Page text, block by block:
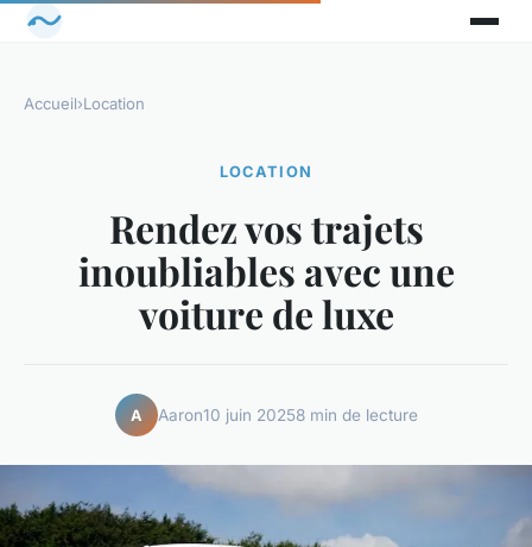
Accueil›Location
LOCATION
Rendez vos trajets
inoubliables avec une
voiture de luxe
A Aaron10 juin 20258 min de lecture